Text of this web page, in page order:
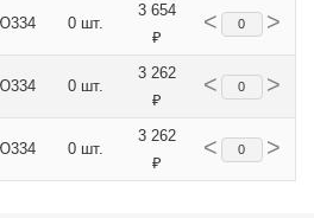
0 шт.
3 654
₽
< >
0 шт.
3 262
₽
< >
0 шт.
3 262
₽
< >